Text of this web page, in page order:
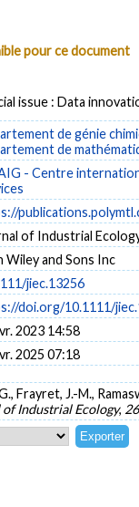
pour ce document
issue : Data
de génie
de
- Centre
of Industrial
Wiley and Sons Inc
jiec.13256
doi.org/10.1111/
2023 14:58
2025 07:18
Frayret, J.-M.,
of Industrial Ecology, 26